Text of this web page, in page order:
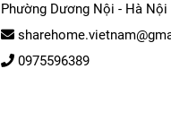
Phường Dương Nội - Hà Nội
0975596389